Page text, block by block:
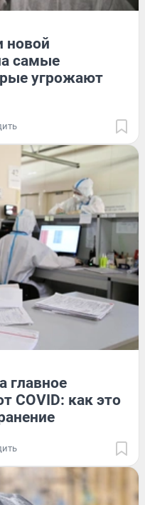
новой
самые
угрожают
главное
COVID: как это